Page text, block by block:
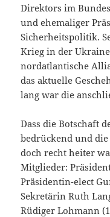
Direktors im
und ehemaliger
Sicherheitspolitik.
Krieg in der
nordatlantische
das aktuelle
lang war die
Dass die Botschaft
bedrückend und die
doch recht heiter
Mitglieder:
Präsidentin-elect
Sekretärin Ruth
Rüdiger Lohmann